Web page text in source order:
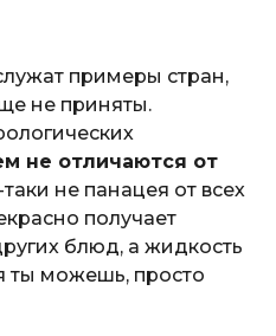
примеры стран,
не приняты.
не отличаются от
не панацея от всех
получает
блюд, а жидкость
ты можешь, просто